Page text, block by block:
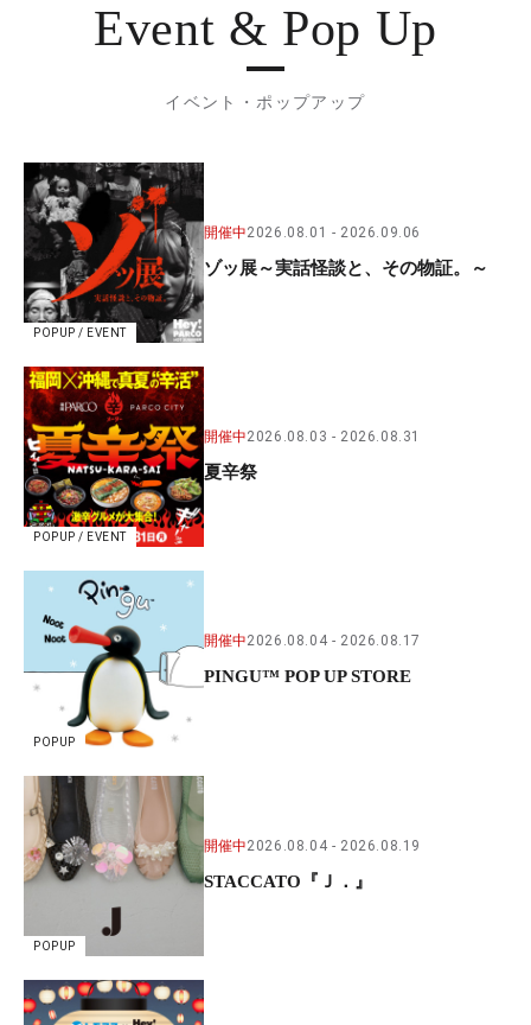
Event & Pop Up
イベント・ポップアップ
POPUP / EVENT
開催中2026.08.01 2026.09.06
ゾッ展～実話怪談と、その物証。～
POPUP / EVENT
開催中2026.08.03 2026.08.31
夏辛祭
POPUP
開催中2026.08.04 2026.08.17
PINGU™ POP UP STORE
POPUP
開催中2026.08.04 2026.08.19
STACCATO『Ｊ．』